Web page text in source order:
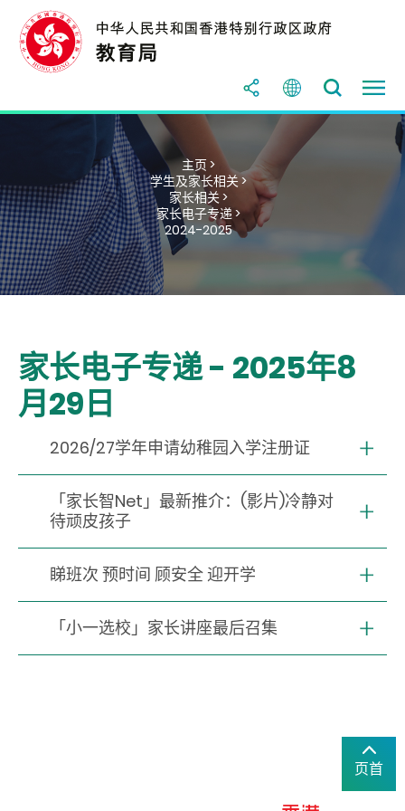
主页 >
学生及家长相关 >
家长相关 >
家长电子专递 >
2024-2025
家长电子专递 - 2025年8
月29日
2026/27学年申请幼稚园入学注册证
「家长智Net」最新推介：(影片)冷静对
待顽皮孩子
睇班次 预时间 顾安全 迎开学
「小一选校」家长讲座最后召集
页首